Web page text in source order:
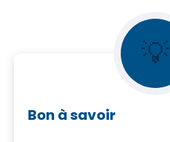
💡
Bon à savoir